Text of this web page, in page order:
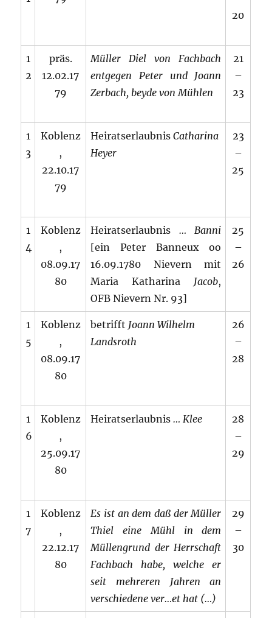
20
1
2
präs.
12.02.17
79
Müller Diel von Fachbach
entgegen Peter und Joann
Zerbach, beyde von Mühlen
21
–
23
1
3
Koblenz
,
22.10.17
79
HeiratserlaubnisCatharina
Heyer
23
–
25
1
4
Koblenz
,
08.09.17
80
Heiratserlaubnis … Banni
[ein Peter Banneux oo
16.09.1780 Nievern mit
Maria Katharina Jacob,
OFB Nievern Nr. 93]
25
–
26
1
5
Koblenz
,
08.09.17
80
betrifft Joann Wilhelm
Landsroth
26
–
28
1
6
Koblenz
,
25.09.17
80
Heiratserlaubnis… Klee
28
–
29
1
7
Koblenz
,
22.12.17
80
Es ist an dem daß der Müller
Thiel eine Mühl in dem
Müllengrund der Herrschaft
Fachbach habe, welche er
seit mehreren Jahren an
verschiedene ver…et hat (…)
29
–
30